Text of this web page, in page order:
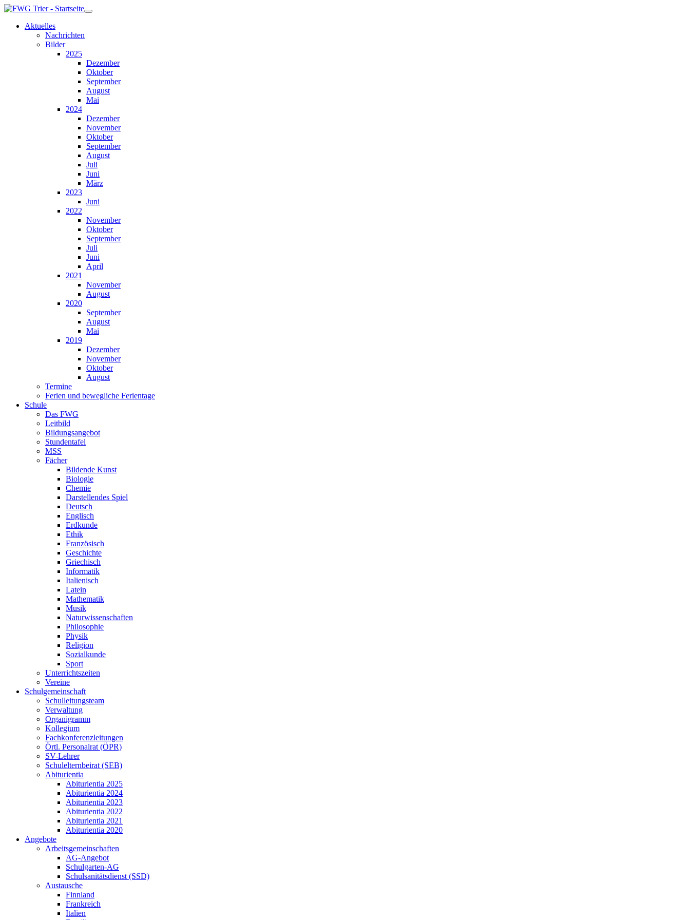
Aktuelles
Nachrichten
Bilder
2025
Dezember
Oktober
September
August
Mai
2024
Dezember
November
Oktober
September
August
Juli
Juni
März
2023
Juni
2022
November
Oktober
September
Juli
Juni
April
2021
November
August
2020
September
August
Mai
2019
Dezember
November
Oktober
August
Termine
Ferien und bewegliche Ferientage
Schule
Das FWG
Leitbild
Bildungsangebot
Stundentafel
MSS
Fächer
Bildende Kunst
Biologie
Chemie
Darstellendes Spiel
Deutsch
Englisch
Erdkunde
Ethik
Französisch
Geschichte
Griechisch
Informatik
Italienisch
Latein
Mathematik
Musik
Naturwissenschaften
Philosophie
Physik
Religion
Sozialkunde
Sport
Unterrichtszeiten
Vereine
Schulgemeinschaft
Schulleitungsteam
Verwaltung
Organigramm
Kollegium
Fachkonferenzleitungen
Örtl. Personalrat (ÖPR)
SV-Lehrer
Schulelternbeirat (SEB)
Abiturientia
Abiturientia 2025
Abiturientia 2024
Abiturientia 2023
Abiturientia 2022
Abiturientia 2021
Abiturientia 2020
Angebote
Arbeitsgemeinschaften
AG-Angebot
Schulgarten-AG
Schulsanitätsdienst (SSD)
Austausche
Finnland
Frankreich
Italien